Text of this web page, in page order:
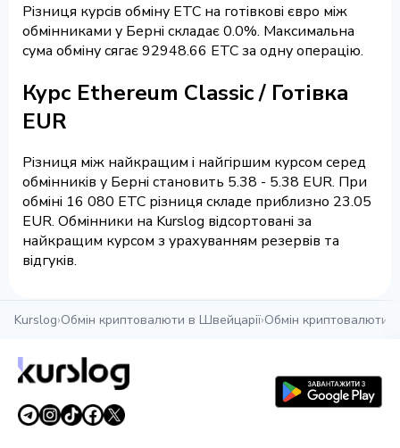
Різниця курсів обміну ETC на готівкові євро між
обмінниками у Берні складає 0.0%. Максимальна
сума обміну сягає 92948.66 ETC за одну операцію.
Курс Ethereum Classic / Готівка
EUR
Різниця між найкращим і найгіршим курсом серед
обмінників у Берні становить 5.38 - 5.38 EUR. При
обміні 16 080 ETC різниця складе приблизно 23.05
EUR. Обмінники на Kurslog відсортовані за
найкращим курсом з урахуванням резервів та
відгуків.
Kurslog›Обмін криптовалюти в Швейцарії›Обмін криптовалюти у